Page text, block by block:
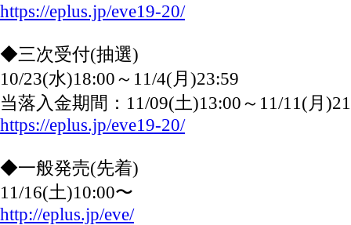
https://eplus.jp/eve19-20/
◆三次受付(抽選)
10/23(水)18:00～11/4(月)23:59
当落入金期間：11/09(土)13:00～11/11(月
https://eplus.jp/eve19-20/
◆一般発売(先着)
11/16(土)10:00〜
http://eplus.jp/eve/